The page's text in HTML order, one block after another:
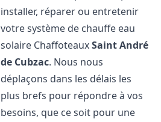
installer, réparer ou entretenir
votre système de chauffe eau
solaire ChaffoteauxSaint André
de Cubzac. Nous nous
déplaçons dans les délais les
plus brefs pour répondre à vos
besoins, que ce soit pour une